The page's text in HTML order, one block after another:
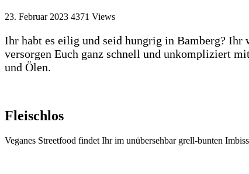
23. Februar 2023 4371 Views
Ihr habt es eilig und seid hungrig in Bamberg? Ihr
versorgen Euch ganz schnell und unkompliziert
und Ölen.
Fleischlos
Veganes Streetfood findet Ihr im unübersehbar grell-bunten